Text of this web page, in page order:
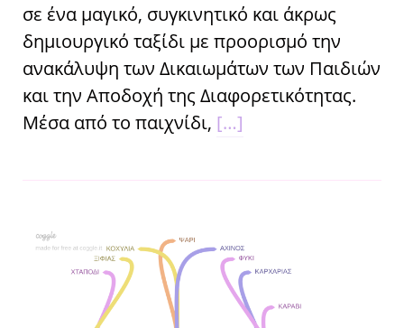
σε ένα μαγικό, συγκινητικό και άκρως
δημιουργικό ταξίδι με προορισμό την
ανακάλυψη των Δικαιωμάτων των Παιδιών
και την Αποδοχή της Διαφορετικότητας.
Μέσα από το παιχνίδι, […]